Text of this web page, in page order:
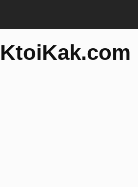
KtoiKak.com